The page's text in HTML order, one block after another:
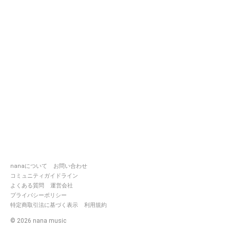
nanaについて
お問い合わせ
コミュニティガイドライン
よくある質問
運営会社
プライバシーポリシー
特定商取引法に基づく表示
利用規約
© 2026 nana music